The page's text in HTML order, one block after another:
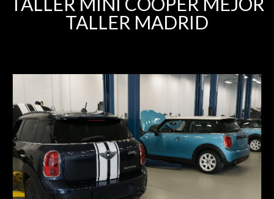
TALLER MADRID